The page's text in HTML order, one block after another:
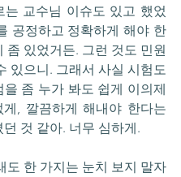
는 교수님 이슈도 있고 했었
공정하고 정확하게 해야 한
좀 있었거든. 그런 것도 민원
있으니. 그래서 사실 시험도
을 좀 누가 봐도 쉽게 이의제
, 깔끔하게 해내야 한다는
것 같아. 너무 심하게.
도 한 가지는 눈치 보지 말자